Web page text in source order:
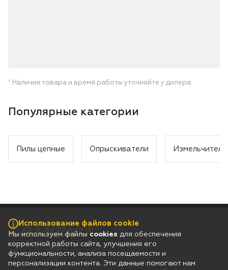
* Наличие товара и время работы уточняйте у дилера.
Популярные категории
Пилы цепные Опрыскиватели Измельчители
Использование файлов cookie
Мы используем файлы cookies для обеспечения
корректной работы сайта, улучшения его
функциональности, анализа посещаемости и
персонализации контента. Эти данные помогают нам